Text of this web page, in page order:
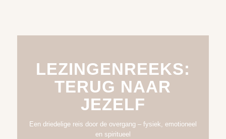
LEZINGENREEKS:
TERUG NAAR
JEZELF
Een driedelige reis door de overgang – fysiek, emotioneel
en spiritueel